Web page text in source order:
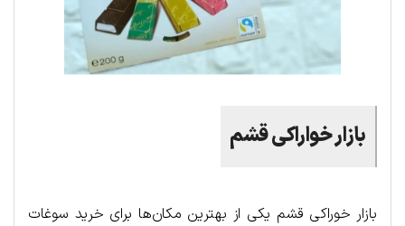
بازار خواراکی قشم
بازار خوراکی قشم یکی از بهترین مکان‌ها برای خرید سوغات